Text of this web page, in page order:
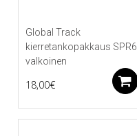
Global Track
kierretankopakkaus SPR6
valkoinen
18,00€